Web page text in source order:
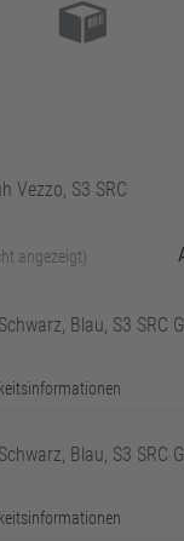
Vezzo, S3 SRC
angezeigt)
Blau, S3 SRC
Blau, S3 SRC